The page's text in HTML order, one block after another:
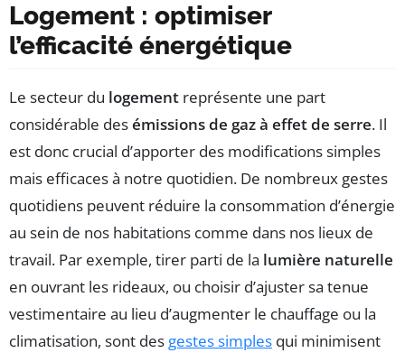
Logement : optimiser
l’efficacité énergétique
Le secteur du logement représente une part
considérable desémissions de gaz à effet de serre. Il
est donc crucial d’apporter des modifications simples
mais efficaces à notre quotidien. De nombreux gestes
quotidiens peuvent réduire la consommation d’énergie
au sein de nos habitations comme dans nos lieux de
travail. Par exemple, tirer parti de la lumière naturelle
en ouvrant les rideaux, ou choisir d’ajuster sa tenue
vestimentaire au lieu d’augmenter le chauffage ou la
climatisation, sont des gestes simples qui minimisent